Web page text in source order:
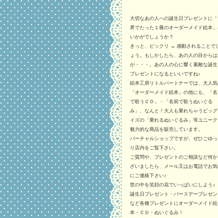
大切なあの人への誕生日プレゼントに
界でたった１冊のオーダーメイド絵本」
いかがでしょうか？
きっと、ビックリ → 感動されることでし
ょう。もしかしたら、あの人の目から
が・・・。あの人の心に響く素敵な誕生
プレゼントになるといいですね♪
絵本工房リトルパートナーでは、大人
「オーダーメイド絵本」の他にも、「
で歌うＣＤ」・「名前で歌うぬいぐる
み」、なんと！大人も乗れちゃうビッ
イズの「乗れるぬいぐるみ」等ユニー
魅力的な商品を販売しています。
バーチャルショップですが、ぜひごゆっ
り店内をご覧下さい。
ご質問や、プレゼントのご相談など何
ざいましたら、メール又はお電話でお
にご連絡下さい♪
世の中を笑顔の花でいっぱいにしよう♪
誕生日プレゼント・バースデープレゼン
など各種プレゼントにオーダーメイド絵
本・ＣＤ・ぬいぐるみ！